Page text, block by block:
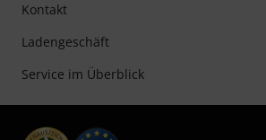
Kontakt
Ladengeschäft
Service im Überblick